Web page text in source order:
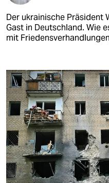
Der ukrainische Präsident
Gast in Deutschland. Wie
mit